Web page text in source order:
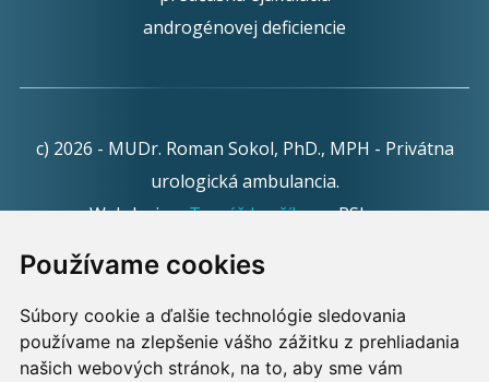
Používame cookies
Súbory cookie a ďalšie technológie sledovania
používame na zlepšenie vášho zážitku z prehliadania
našich webových stránok, na to, aby sme vám
androgénovej deficiencie
c) 2026 - MUDr. Roman Sokol, PhD., MPH - Privátna
urologická ambulancia.
Webdesign:Tomáš Levčíkpre RSbros.
Informačná povinnosť -Ochrana osobných údajov v
podmienkach prevádzkovateľa.
Používame cookies -nastavenie cookies.